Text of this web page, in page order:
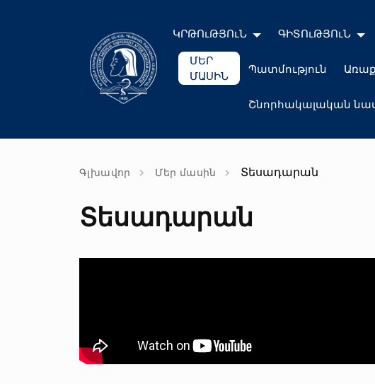
ԿՐԹՈւԹՅՈւՆ ԳԻՏՈւԹՅՈւՆ
ՄԵՐ
ՄԱՍԻՆ
Պատմություն
Շնորհակալական
Գլխավոր Մեր մասին Տեսադարան
Տեսադարան